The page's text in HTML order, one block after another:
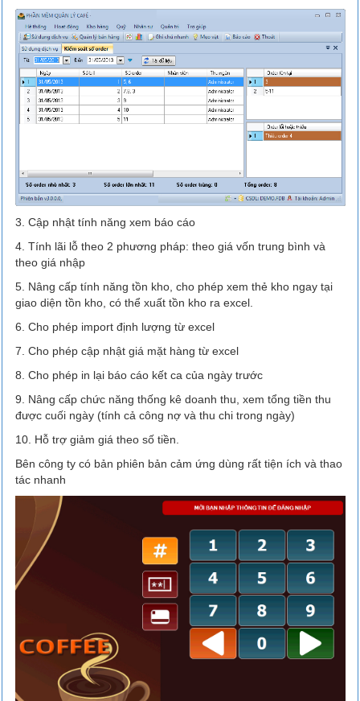
3. Cập nhật tính năng xem báo cáo
4. Tính lãi lỗ theo 2 phương pháp: theo giá vốn trung bình và
theo giá nhập
5. Nâng cấp tính năng tồn kho, cho phép xem thẻ kho ngay tại
giao diện tồn kho, có thể xuất tồn kho ra excel.
6. Cho phép import định lượng từ excel
7. Cho phép cập nhật giá mặt hàng từ excel
8. Cho phép in lại báo cáo kết ca của ngày trước
9. Nâng cấp chức năng thống kê doanh thu, xem tổng tiền thu
được cuối ngày (tính cả công nợ và thu chi trong ngày)
10. Hỗ trợ giảm giá theo số tiền.
Bên công ty có bản phiên bản cảm ứng dùng rất tiện ích và thao
tác nhanh